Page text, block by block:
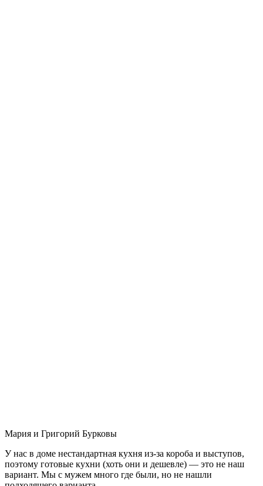
Мария и Григорий Бурковы
У нас в доме нестандартная кухня из-за короба и выступов,
поэтому готовые кухни (хоть они и дешевле) — это не наш
вариант. Мы с мужем много где были, но не нашли